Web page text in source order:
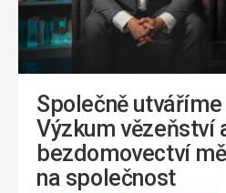
Společně
Výzkum vězeňství
bezdomovectví
na společnost